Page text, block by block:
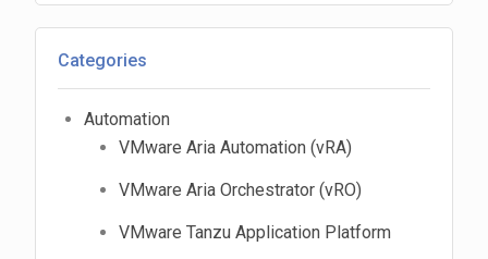
Categories
Automation
VMware Aria Automation (vRA)
VMware Aria Orchestrator (vRO)
VMware Tanzu Application Platform